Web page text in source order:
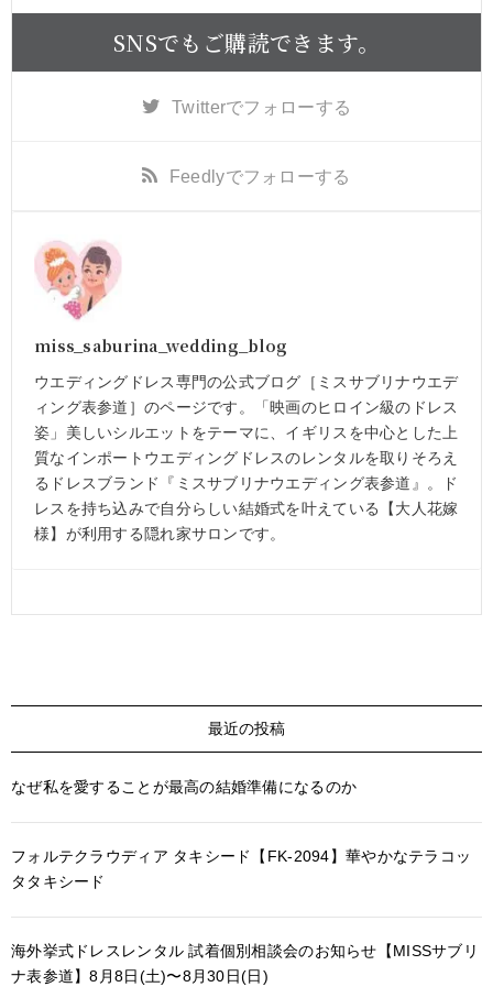
SNSでもご購読できます。
Twitterでフォローする
Feedlyでフォローする
miss_saburina_wedding_blog
ウエディングドレス専門の公式ブログ［ミスサブリナウエデ
ィング表参道］のページです。「映画のヒロイン級のドレス
姿」美しいシルエットをテーマに、イギリスを中心とした上
質なインポートウエディングドレスのレンタルを取りそろえ
るドレスブランド『ミスサブリナウエディング表参道』。ド
レスを持ち込みで自分らしい結婚式を叶えている【大人花嫁
様】が利用する隠れ家サロンです。
最近の投稿
なぜ私を愛することが最高の結婚準備になるのか
フォルテクラウディア タキシード【FK-2094】華やかなテラコッ
タタキシード
海外挙式ドレスレンタル 試着個別相談会のお知らせ【MISSサブリ
ナ表参道】8月8日(土)〜8月30日(日)